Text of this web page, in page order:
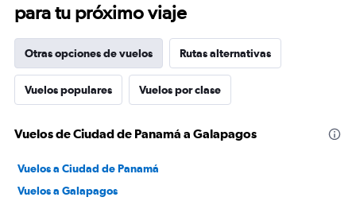
para tu próximo viaje
Otras opciones de vuelos Rutas alternativas
Vuelos populares Vuelos por clase
Vuelos de Ciudad de Panamá a Galapagos
Vuelos a Ciudad de Panamá
Vuelos a Galapagos